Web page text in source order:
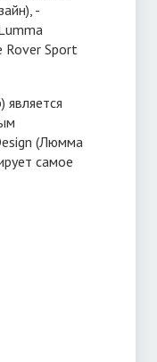
-
Rover Sport
является
(Люмма
самое